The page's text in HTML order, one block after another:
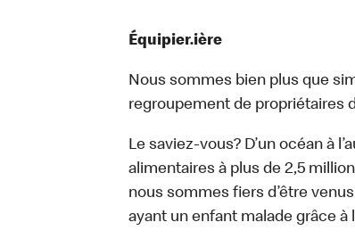
Équipier.ière
Nous sommes bien plus que
regroupement de propriétaires
Le saviez-vous? D’un océan à
alimentaires à plus de 2,5
nous sommes fiers d’être
ayant un enfant malade grâce à